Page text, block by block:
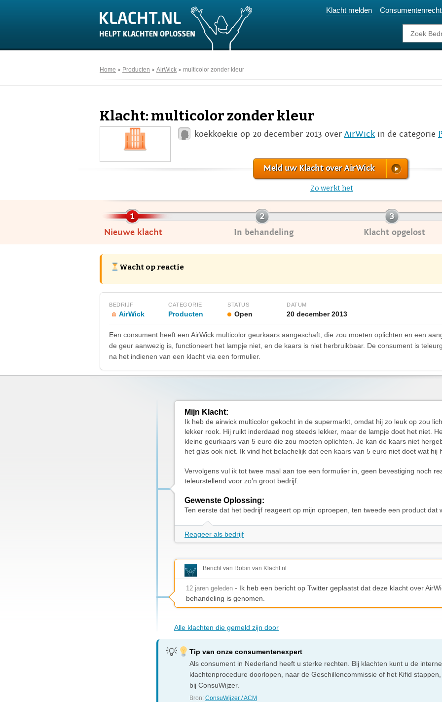
Klacht melden Consumentenrecht
Home Producten AirWick multicolor zonder kleur
Klacht: multicolor zonder kleur
koekkoekie op 20 december 2013 over AirWick in de categorie
Meld uw Klacht over AirWick
Zo werkt het
Nieuwe klacht In behandeling Klacht opgelost
Wacht op reactie
BEDRIJF
AirWick
CATEGORIE
Producten
STATUS
Open
DATUM
20 december 2013
Een consument heeft een AirWick multicolor geurkaars aangeschaft, die zou moeten oplichten en een
de geur aanwezig is, functioneert het lampje niet, en de kaars is niet herbruikbaar. De consument is
na het indienen van een klacht via een formulier.
Mijn Klacht:
Ik heb de airwick multicolor gekocht in de supermarkt, omdat hij zo leuk op zou
lekker rook. Hij ruikt inderdaad nog steeds lekker, maar de lampje doet het niet.
kleine geurkaars van 5 euro die zou moeten oplichten. Je kan de kaars niet
het glas ook niet. Ik vind het belachelijk dat een kaars van 5 euro niet doet wat hij
Vervolgens vul ik tot twee maal aan toe een formulier in, geen bevestiging noch
teleurstellend voor zo’n groot bedrijf.
Gewenste Oplossing:
Ten eerste dat het bedrijf reageert op mijn oproepen, ten tweede een product dat
Reageer als bedrijf
Bericht van Robin van Klacht.nl
12 jaren geleden - Ik heb een bericht op Twitter geplaatst dat deze klacht over
behandeling is genomen.
Alle klachten die gemeld zijn door
Tip van onze consumentenexpert
Als consument in Nederland heeft u sterke rechten. Bij klachten kunt u de interne
klachtenprocedure doorlopen, naar de Geschillencommissie of het Kifid
bij ConsuWijzer.
Bron:ConsuWijzer / ACM